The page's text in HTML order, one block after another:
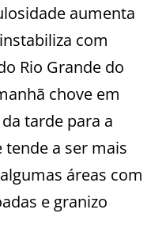
aumenta
com
Rio Grande do
chove em
tarde para a
a ser mais
áreas com
e granizo